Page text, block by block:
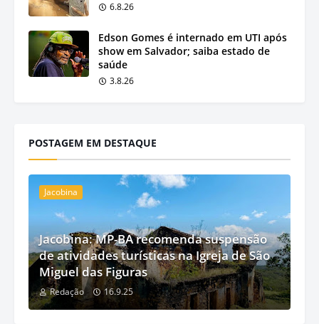
6.8.26
Edson Gomes é internado em UTI após
show em Salvador; saiba estado de
saúde
3.8.26
POSTAGEM EM DESTAQUE
Jacobina
Jacobina: MP-BA recomenda suspensão
de atividades turísticas na Igreja de São
Miguel das Figuras
Redação 16.9.25